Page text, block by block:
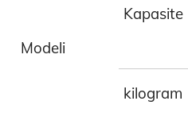
Modeli
Kapasite
kilogram